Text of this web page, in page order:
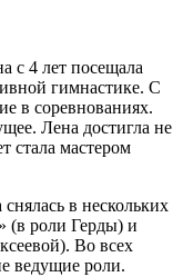
с 4 лет посещала
гимнастике. С
в соревнованиях.
Лена достигла не
стала мастером
в нескольких
(в роли Герды) и
Во всех
ведущие роли.